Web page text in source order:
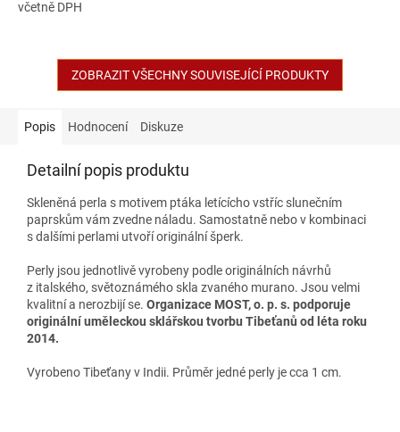
včetně DPH
ZOBRAZIT VŠECHNY SOUVISEJÍCÍ PRODUKTY
Popis Hodnocení Diskuze
Detailní popis produktu
Skleněná perla s motivem ptáka letícícho vstříc slunečním
paprskům vám zvedne náladu. Samostatně nebo v kombinaci
s dalšími perlami utvoří originální šperk.
Perly jsou jednotlivě vyrobeny podle originálních návrhů
z italského, světoznámého skla zvaného murano. Jsou velmi
kvalitní a nerozbijí se. Organizace MOST, o. p. s. podporuje
originální uměleckou sklářskou tvorbu Tibeťanů od léta roku
2014.
Vyrobeno Tibeťany v Indii. Průměr jedné perly je cca 1 cm.